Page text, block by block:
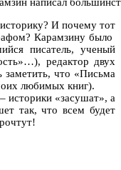
И почему тот
Карамзину было
писатель, ученый
редактор двух
заметить, что «Письма
любимых книг).
историки «засушат», а
так, что всем будет